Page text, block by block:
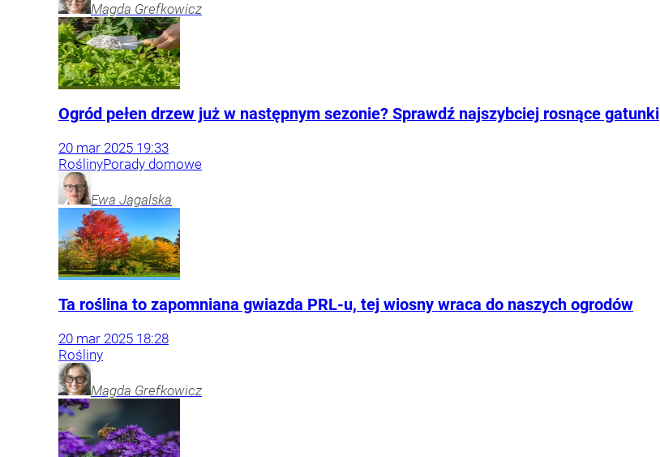
Magda Grefkowicz
Ogród pełen drzew już w następnym sezonie? Sprawdź najszybciej rosnące gatunki
20 mar 2025 19:33
RoślinyPorady domowe
Ewa Jagalska
Ta roślina to zapomniana gwiazda PRL-u, tej wiosny wraca do naszych ogrodów
20 mar 2025 18:28
Rośliny
Magda Grefkowicz